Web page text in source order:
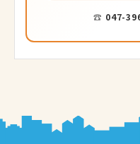
☎ 047-